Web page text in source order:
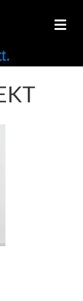
N
A
G